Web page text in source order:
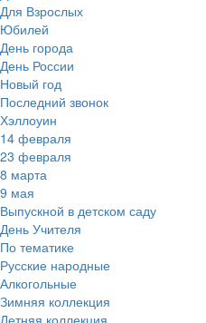
Для Взрослых
Юбилей
День города
День России
Новый год
Последний звонок
Хэллоуин
14 февраля
23 февраля
8 марта
9 мая
Выпускной в детском саду
День Учителя
По тематике
Русские народные
Алкогольные
Зимняя коллекция
Летняя коллекция